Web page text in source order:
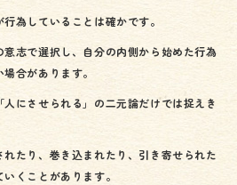
為していることは確かです。
意志で選択し、自分の内側から始めた行為
合があります。
にさせられる」の二元論だけでは捉えき
たり、巻き込まれたり、引き寄せられた
くことがあります。